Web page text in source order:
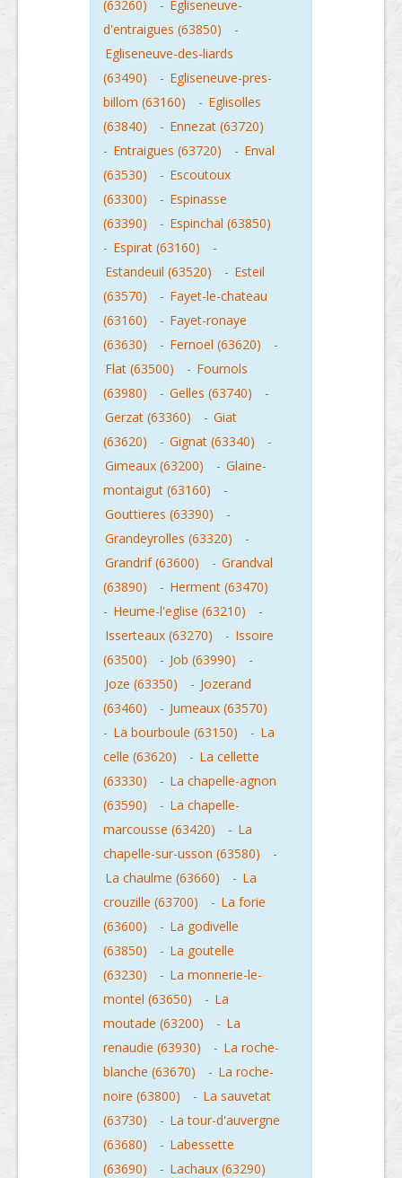
(63260)
- Egliseneuve-
d'entraigues (63850)
-
Egliseneuve-des-liards
(63490)
- Egliseneuve-pres-
billom (63160)
- Eglisolles
(63840)
- Ennezat (63720)
- Entraigues (63720) - Enval
(63530)
- Escoutoux
(63300)
- Espinasse
(63390)
- Espinchal (63850)
- Espirat (63160)
-
Estandeuil (63520)
- Esteil
(63570)
- Fayet-le-chateau
(63160)
- Fayet-ronaye
(63630)
- Fernoel (63620)
-
Flat (63500)
- Fournols
(63980)
- Gelles (63740)
-
Gerzat (63360)
- Giat
(63620)
- Gignat (63340)
-
Gimeaux (63200)
- Glaine-
montaigut (63160)
-
Gouttieres (63390)
-
Grandeyrolles (63320)
-
Grandrif (63600)
- Grandval
(63890)
- Herment (63470)
- Heume-l'eglise (63210)
-
Isserteaux (63270)
- Issoire
(63500)
- Job (63990)
-
Joze (63350)
- Jozerand
(63460)
- Jumeaux (63570)
- La bourboule (63150) - La
celle (63620)
- La cellette
(63330)
- La chapelle-agnon
(63590)
- La chapelle-
marcousse (63420)
- La
chapelle-sur-usson (63580)
-
La chaulme (63660)
- La
crouzille (63700)
- La forie
(63600)
- La godivelle
(63850)
- La goutelle
(63230)
- La monnerie-le-
montel (63650)
- La
moutade (63200)
- La
renaudie (63930)
- La roche-
blanche (63670)
- La roche-
noire (63800)
- La sauvetat
(63730)
- La tour-d'auvergne
(63680)
- Labessette
(63690)
- Lachaux (63290)